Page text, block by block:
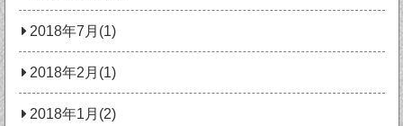
2018年7月(1)
2018年2月(1)
2018年1月(2)